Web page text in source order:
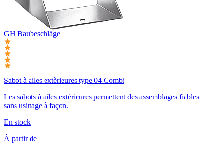
GH Baubeschläge
Sabot à ailes extèrieures type 04 Combi
Les sabots à ailes extérieures permettent des assemblages fiables
sans usinage à façon.
En stock
À partir de